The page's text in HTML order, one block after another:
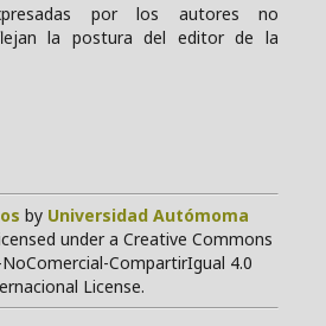
por los autores no
la postura del editor de la
by Universidad Autómoma
under a Creative Commons
CompartirIgual 4.0
License.